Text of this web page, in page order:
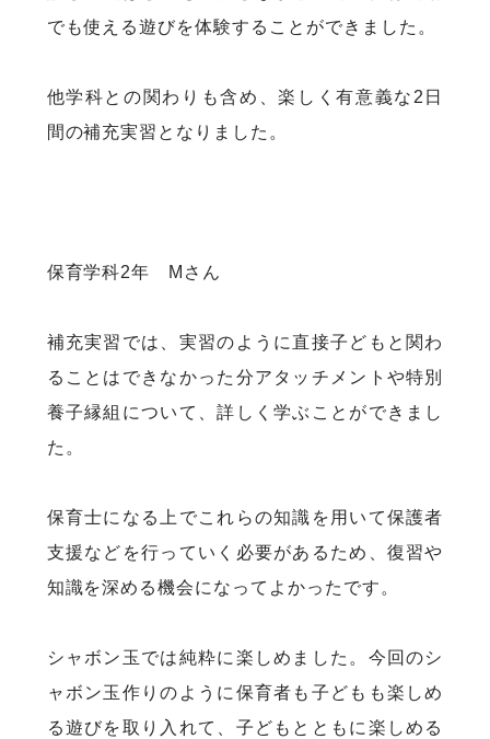
でも使える遊びを体験することができました。
他学科との関わりも含め、楽しく有意義な2日
間の補充実習となりました。
保育学科2年 Mさん
補充実習では、実習のように直接子どもと関わ
ることはできなかった分アタッチメントや特別
養子縁組について、詳しく学ぶことができまし
た。
保育士になる上でこれらの知識を用いて保護者
支援などを行っていく必要があるため、復習や
知識を深める機会になってよかったです。
シャボン玉では純粋に楽しめました。今回のシ
ャボン玉作りのように保育者も子どもも楽しめ
る遊びを取り入れて、子どもとともに楽しめる